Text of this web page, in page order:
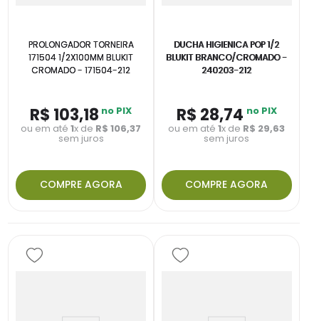
PROLONGADOR TORNEIRA
171504 1/2X100MM BLUKIT
CROMADO - 171504-212
R$ 103,18 no PIX
ou em até1x de R$ 106,37
sem juros
COMPRE AGORA
DUCHA HIGIENICA POP 1/2
BLUKIT BRANCO/CROMADO -
240203-212
R$ 28,74 no PIX
ou em até1x de R$ 29,63
sem juros
COMPRE AGORA